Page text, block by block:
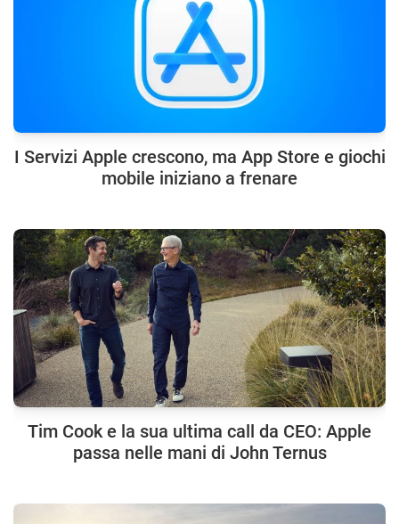
I Servizi Apple crescono, ma App Store e giochi
mobile iniziano a frenare
Tim Cook e la sua ultima call da CEO: Apple
passa nelle mani di John Ternus